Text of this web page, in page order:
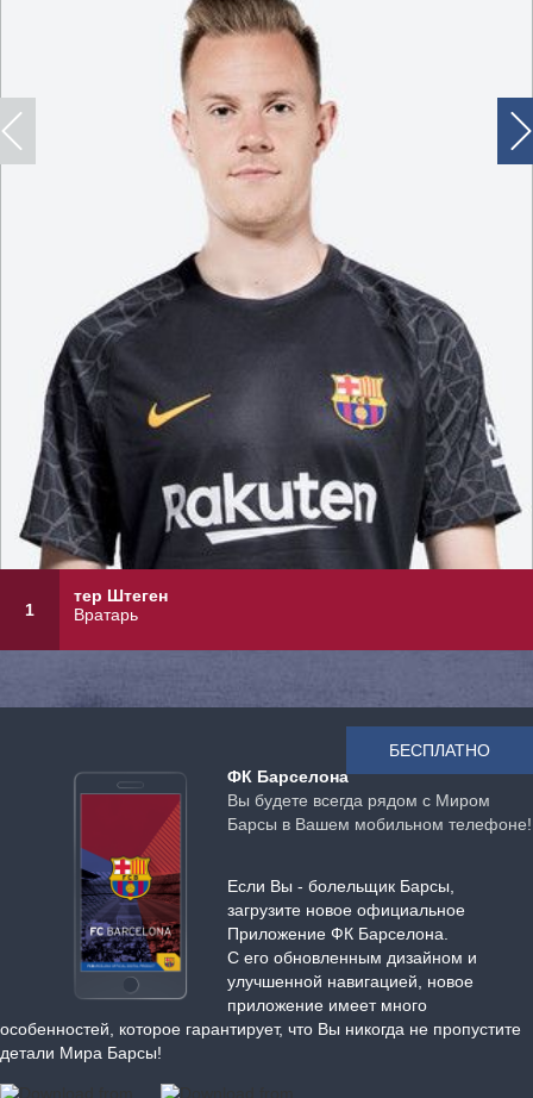
1
тер Штеген
Вратарь
ФК Барселона
Вы будете всегда рядом с Миром
Барсы в Вашем мобильном телефоне!
Если Вы - болельщик Барсы,
загрузите новое официальное
Приложение ФК Барселона.
С его обновленным дизайном и
улучшенной навигацией, новое
приложение имеет много
особенностей, которое гарантирует, что Вы никогда не пропустите
детали Мира Барсы!
БЕСПЛАТНО